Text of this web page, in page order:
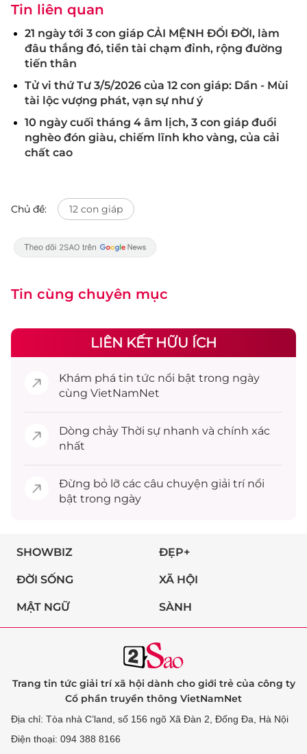
Tin liên quan
21 ngày tới 3 con giáp CẢI MỆNH ĐỔI ĐỜI, làm
đâu thắng đó, tiền tài chạm đỉnh, rộng đường
tiến thân
Tử vi thứ Tư 3/5/2026 của 12 con giáp: Dần - Mùi
tài lộc vượng phát, vạn sự như ý
10 ngày cuối tháng 4 âm lịch, 3 con giáp đuổi
nghèo đón giàu, chiếm lĩnh kho vàng, của cải
chất cao
Chủ đề: 12 con giáp
Tin cùng chuyên mục
LIÊN KẾT HỮU ÍCH
Khám phá tin tức nổi bật trong ngày
cùng VietNamNet
Dòng chảy Thời sự nhanh và chính xác
nhất
Đừng bỏ lỡ các câu chuyện giải trínổi
bật trong ngày
SHOWBIZ ĐẸP+
ĐỜI SỐNG XÃ HỘI
MẬT NGỮ SÀNH
Trang tin tức giải trí xã hội dành cho giới trẻ của công ty
Cổ phần truyền thông VietNamNet
Địa chỉ: Tòa nhà C’land, số 156 ngõ Xã Đàn 2, Đống Đa, Hà Nội
Điện thoại: 094 388 8166